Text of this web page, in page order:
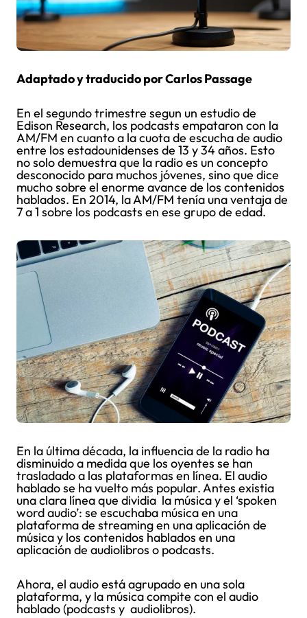
Adaptado y traducido por Carlos Passage
En el segundo trimestre segun un estudio de
Edison Research, los podcasts empataron con la
AM/FM en cuanto a la cuota de escucha de audio
entre los estadounidenses de 13 y 34 años. Esto
no solo demuestra que la radio es un concepto
desconocido para muchos jóvenes, sino que dice
mucho sobre el enorme avance de los contenidos
hablados. En 2014, la AM/FM tenía una ventaja de
7 a 1 sobre los podcasts en ese grupo de edad.
En la última década, la influencia de la radio ha
disminuido a medida que los oyentes se han
trasladado a las plataformas en línea. El audio
hablado se ha vuelto más popular. Antes existia
una clara línea que dividia la música y el ‘spoken
word audio’: se escuchaba música en una
plataforma de streaming en una aplicación de
música y los contenidos hablados en una
aplicación de audiolibros o podcasts.
Ahora, el audio está agrupado en una sola
plataforma, y la música compite con el audio
hablado (podcasts y audiolibros).